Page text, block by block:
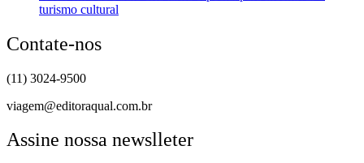
turismo cultural
Contate-nos
(11) 3024-9500
viagem@editoraqual.com.br
Assine nossa newslleter